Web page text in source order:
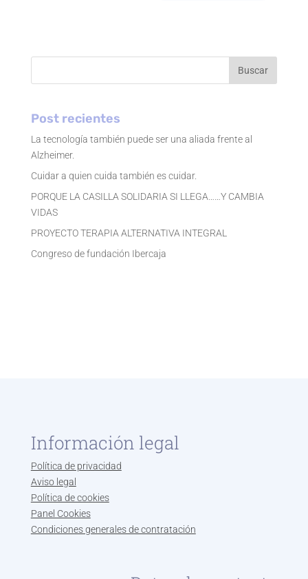
Buscar
Post recientes
La tecnología también puede ser una aliada frente al
Alzheimer.
Cuidar a quien cuida también es cuidar.
PORQUE LA CASILLA SOLIDARIA SI LLEGA……Y CAMBIA
VIDAS
PROYECTO TERAPIA ALTERNATIVA INTEGRAL
Congreso de fundación Ibercaja
Información legal
Política de privacidad
Aviso legal
Política de cookies
Panel Cookies
Condiciones generales de contratación